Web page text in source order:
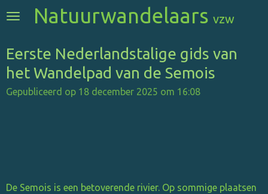
Ga
de
hoofdinhoud
Natuurwandelaars vzw
Eerste Nederlandstalige gids van
het Wandelpad van de Semois
Gepubliceerd op 18 december 2025 om 16:08
De Semois is een betoverende rivier. Op sommige plaatsen